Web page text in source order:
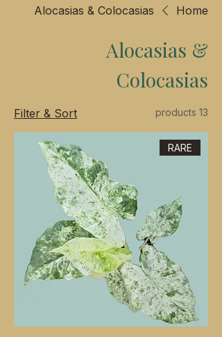
Home
Alocasias & Colocasias
Alocasias &
Colocasias
13 products
Filter & Sort
RARE